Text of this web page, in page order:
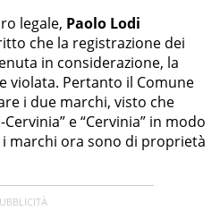
legale, Paolo Lodi
che la registrazione dei
in considerazione, la
violata. Pertanto il Comune
i due marchi, visto che
e “Cervinia” in modo
marchi ora sono di proprietà